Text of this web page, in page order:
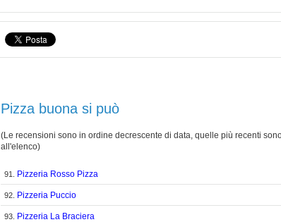
Pizza buona si può
(Le recensioni sono in ordine decrescente di data, quelle più recenti
all'elenco)
91. Pizzeria Rosso Pizza
92. Pizzeria Puccio
93. Pizzeria La Braciera